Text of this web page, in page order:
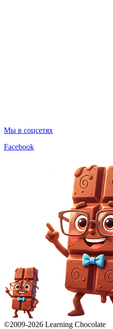
Мы в соцсетях
Facebook
©2009-2026 Learning Chocolate